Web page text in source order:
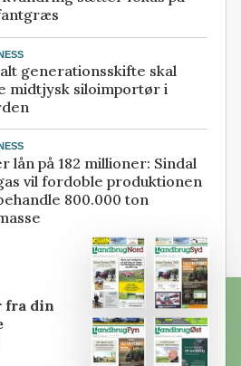
generationsskifte skal
midtjysk siloimportør i
lån på 182 millioner: Sindal
vil fordoble produktionen
800.000 ton
fra din